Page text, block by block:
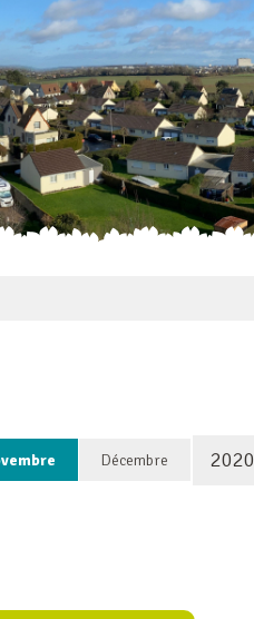
Décembre 2020